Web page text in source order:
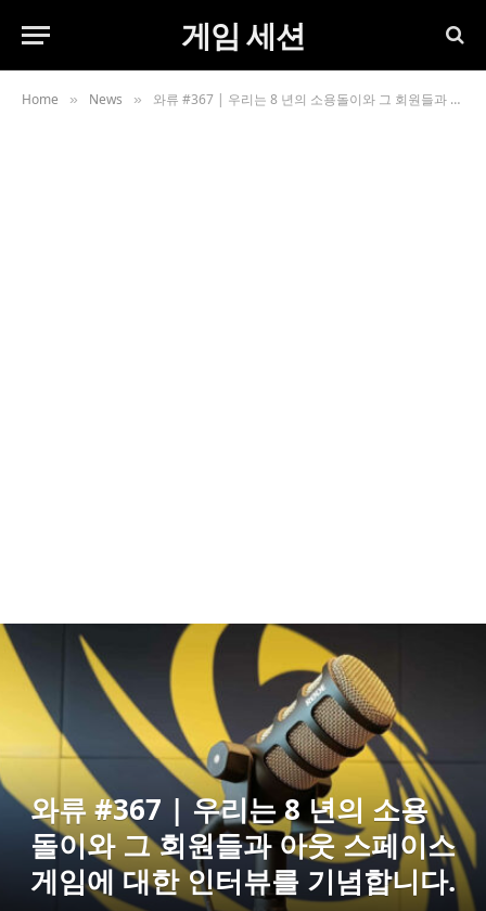
게임 세션
Home » News » 와류 #367 | 우리는 8 년의 소용돌이와 그 회원들과 아웃 스페이스 게임에 대한 인터뷰를 기념합니다.
와류 #367 | 우리는 8 년의 소용
돌이와 그 회원들과 아웃 스페이스
게임에 대한 인터뷰를 기념합니다.